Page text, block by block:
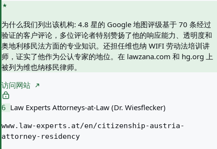
为什么我们列出该机构: 4.8 星的 Google 地图评级基于 70 条经过
验证的客户评论，多位评论者特别赞扬了他的响应能力、透明度和
奥地利移民法方面的专业知识。还担任维也纳 WIFI 劳动法培训讲
师，证实了他作为公认专家的地位。在 lawzana.com 和 hg.org 上
被列为维也纳移民律师。
访问网站
6 Law Experts Attorneys-at-Law (Dr. Wiesflecker)
www.law-experts.at/en/citizenship-austria-
attorney-residency